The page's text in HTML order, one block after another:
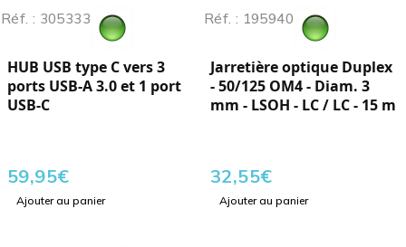
Réf. : 305333
HUB USB type C vers 3
ports USB-A 3.0 et 1 port
USB-C
59,95€
Ajouter au panier
Réf. : 195940
Jarretière optique Duplex
- 50/125 OM4 - Diam. 3
mm - LSOH - LC / LC - 15 m
32,55€
Ajouter au panier